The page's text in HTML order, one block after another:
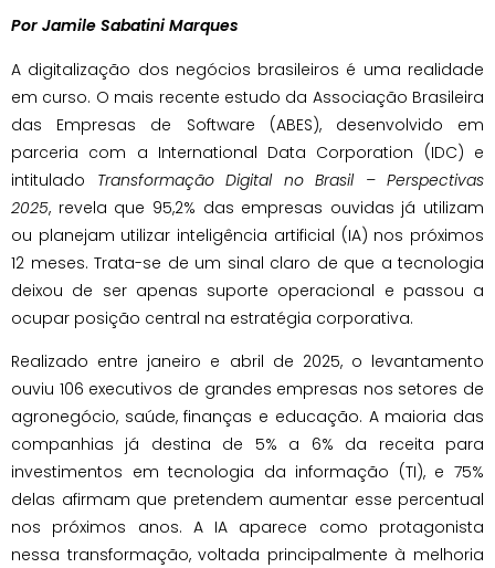
Por Jamile Sabatini Marques
A digitalização dos negócios brasileiros é uma realidade
em curso. O mais recente estudo da Associação Brasileira
das Empresas de Software (ABES), desenvolvido em
parceria com a International Data Corporation (IDC) e
intitulado Transformação Digital no Brasil – Perspectivas
2025, revela que 95,2% das empresas ouvidas já utilizam
ou planejam utilizar inteligência artificial (IA) nos próximos
12 meses. Trata-se de um sinal claro de que a tecnologia
deixou de ser apenas suporte operacional e passou a
ocupar posição central na estratégia corporativa.
Realizado entre janeiro e abril de 2025, o levantamento
ouviu 106 executivos de grandes empresas nos setores de
agronegócio, saúde, finanças e educação. A maioria das
companhias já destina de 5% a 6% da receita para
investimentos em tecnologia da informação (TI), e 75%
delas afirmam que pretendem aumentar esse percentual
nos próximos anos. A IA aparece como protagonista
nessa transformação, voltada principalmente à melhoria